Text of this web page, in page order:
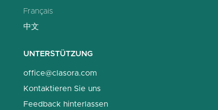
Français
中文
UNTERSTÜTZUNG
office@clasora.com
Kontaktieren Sie uns
Feedback hinterlassen